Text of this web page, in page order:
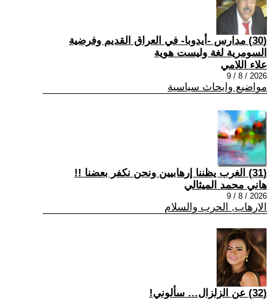
(30) مدارس -أيدوبا- في العراق القديم وفرضية
السومرية لغة وليست هوية
علاء اللامي
2026 / 8 / 9
مواضيع وابحاث سياسية
(31) الغرب يظننا إرهابيين ونحن نكفر بعضنا !!
هاني محمد الميثالي
2026 / 8 / 9
الارهاب, الحرب والسلام
(32) عن الزلزال… سألوني!